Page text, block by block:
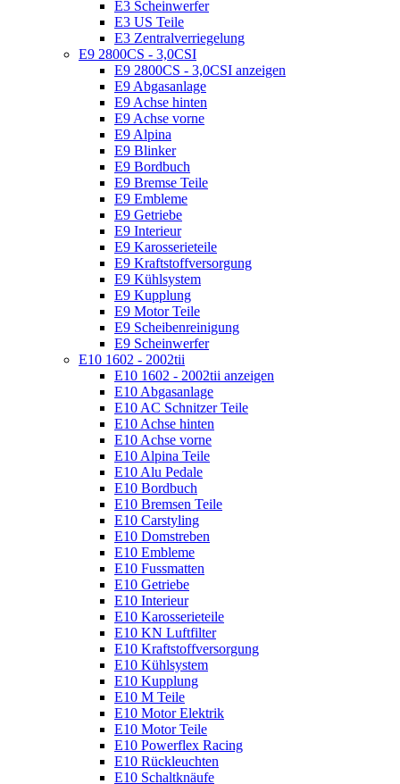
E3 Scheinwerfer
E3 US Teile
E3 Zentralverriegelung
E9 2800CS - 3,0CSI
E9 2800CS - 3,0CSI anzeigen
E9 Abgasanlage
E9 Achse hinten
E9 Achse vorne
E9 Alpina
E9 Blinker
E9 Bordbuch
E9 Bremse Teile
E9 Embleme
E9 Getriebe
E9 Interieur
E9 Karosserieteile
E9 Kraftstoffversorgung
E9 Kühlsystem
E9 Kupplung
E9 Motor Teile
E9 Scheibenreinigung
E9 Scheinwerfer
E10 1602 - 2002tii
E10 1602 - 2002tii anzeigen
E10 Abgasanlage
E10 AC Schnitzer Teile
E10 Achse hinten
E10 Achse vorne
E10 Alpina Teile
E10 Alu Pedale
E10 Bordbuch
E10 Bremsen Teile
E10 Carstyling
E10 Domstreben
E10 Embleme
E10 Fussmatten
E10 Getriebe
E10 Interieur
E10 Karosserieteile
E10 KN Luftfilter
E10 Kraftstoffversorgung
E10 Kühlsystem
E10 Kupplung
E10 M Teile
E10 Motor Elektrik
E10 Motor Teile
E10 Powerflex Racing
E10 Rückleuchten
E10 Schaltknäufe